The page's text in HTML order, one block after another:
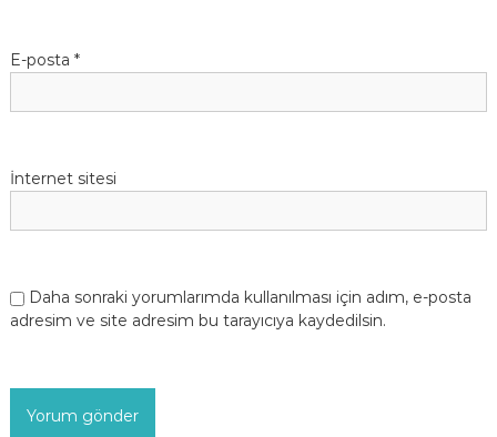
E-posta *
İnternet sitesi
Daha sonraki yorumlarımda kullanılması için adım, e-posta
adresim ve site adresim bu tarayıcıya kaydedilsin.